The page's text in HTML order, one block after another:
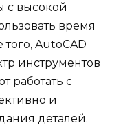
с высокой
время
AutoCAD
инструментов
работать с
и
деталей.